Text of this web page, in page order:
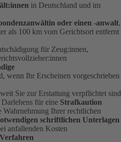
in Deutschland und im
oder einen -anwalt,
als 100 km vom Gerichtsort entfernt
für Zeug:innen,
wenn Ihr Erscheinen vorgeschrieben
Sie zur Erstattung verpflichtet sind
für eine Strafkaution
Wahrnehmung Ihrer rechtlichen
schriftlichen Unterlagen
anfallenden Kosten